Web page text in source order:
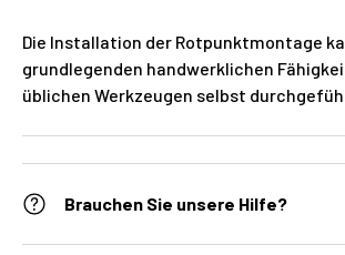
Die Installation der Rotpunktmontage
grundlegenden handwerklichen
üblichen Werkzeugen selbst
Brauchen Sie unsere Hilfe?